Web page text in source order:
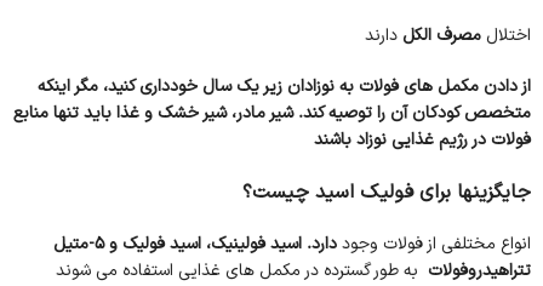
اختلالمصرف الکلدارند
از دادن مکمل های فولات به نوزادان زیر یک سال خودداری کنید، مگر اینکه
متخصص کودکان آن را توصیه کند. شیر مادر، شیر خشک و غذا باید تنها منابع
فولات در رژیم غذایی نوزاد باشند
جایگزینها برای فولیک اسید چیست؟
انواع مختلفی از فولات وجود
دارد. اسید فولینیک، اسید فولیک و 5-متیل
تتراهیدروفولات به طور گسترده در مکمل های غذایی استفاده می شوند